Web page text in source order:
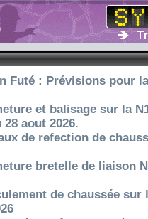
Futé : Prévisions pour
et balisage sur la
aout 2026.
de refection de
bretelle de liaison
de chaussée sur